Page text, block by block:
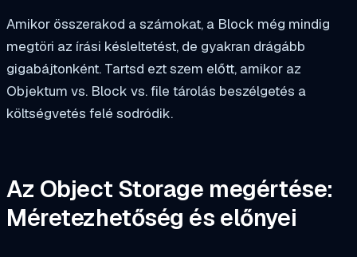
Amikor összerakod a számokat, a Block még mindig
megtöri az írási késleltetést, de gyakran drágább
gigabájtonként. Tartsd ezt szem előtt, amikor az
Objektum vs. Block vs. file tárolás beszélgetés a
költségvetés felé sodródik.
Az Object Storage megértése:
Méretezhetőség és előnyei